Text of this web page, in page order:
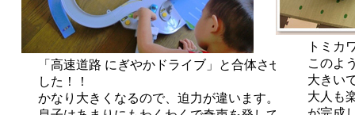
「高速道路 にぎやかドライブ」と合体させま
した！！
かなり大きくなるので、迫力が違います。
トミカ
このよ
大きい
大人も